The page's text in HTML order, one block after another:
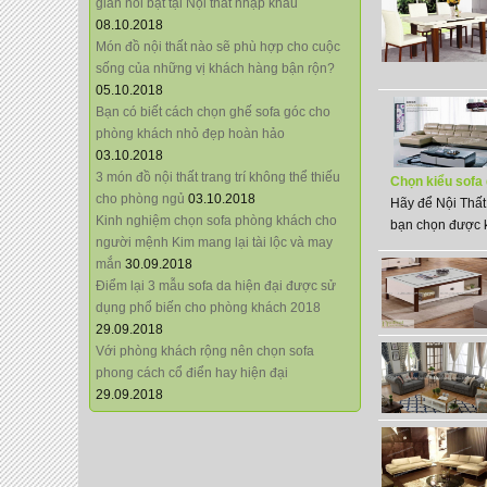
giãn nổi bật tại Nội thất nhập khẩu
08.10.2018
Món đồ nội thất nào sẽ phù hợp cho cuộc
sống của những vị khách hàng bận rộn?
05.10.2018
Bạn có biết cách chọn ghế sofa góc cho
phòng khách nhỏ đẹp hoàn hảo
03.10.2018
3 món đồ nội thất trang trí không thể thiếu
cho phòng ngủ 03.10.2018
Kinh nghiệm chọn sofa phòng khách cho
người mệnh Kim mang lại tài lộc và may
mắn 30.09.2018
Điểm lại 3 mẫu sofa da hiện đại được sử
dụng phổ biến cho phòng khách 2018
29.09.2018
Với phòng khách rộng nên chọn sofa
phong cách cổ điển hay hiện đại
29.09.2018
Chọn kiểu
Hãy để Nội
bạn chọn được